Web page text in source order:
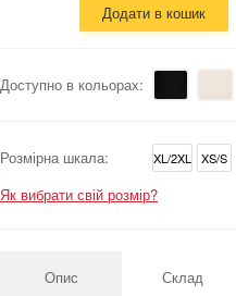
Додати в кошик
Доступно в кольорах:
Розмірна шкала: XL/2XL XS/S
Як вибрати свій розмір?
Опис Склад